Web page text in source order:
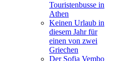
Touristenbusse in
Athen
Keinen Urlaub in
diesem Jahr für
einen von zwei
Griechen
Der Sofia Vembo